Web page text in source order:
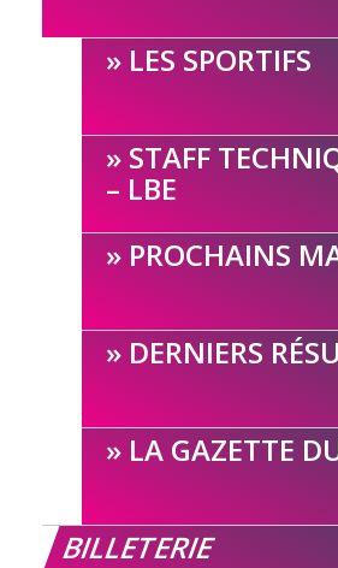
LES SPORTIFS
STAFF
– LBE
PROCHAINS
DERNIERS
LA GAZETTE
BILLETERIE